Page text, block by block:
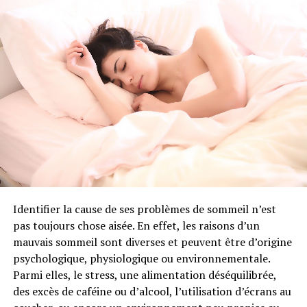
Ravintsara indication : dans quelles
circonstances utiliser cette huile
essentielle ?
Comme pour beaucoup d’huiles essentielles, l’essence de
ravintsara possède de nombreux atouts et peut être
utilisée pour vous aider dans différents domaines.
L’huile essentielle de ravintsara et les
affections respiratoires
Le ravintsara est reconnu pour ses qualités anti-
infectieuses, antivirales et tonifiantes. L’huile essentielle
de ravintsara est ainsi le plus souvent indiquée pour
aider à soulager les affections respiratoires telles que la
grippe, la bronchite ou les rhinopharyngites. Considéré
comme un antibiotique naturel, le ravintsara possède
Identifier la cause de ses problèmes de sommeil n’est
pas toujours chose aisée. En effet, les raisons d’un
mauvais sommeil sont diverses et peuvent être d’origine
psychologique, physiologique ou environnementale.
Parmi elles, le stress, une alimentation déséquilibrée,
des excès de caféine ou d’alcool, l’utilisation d’écrans au